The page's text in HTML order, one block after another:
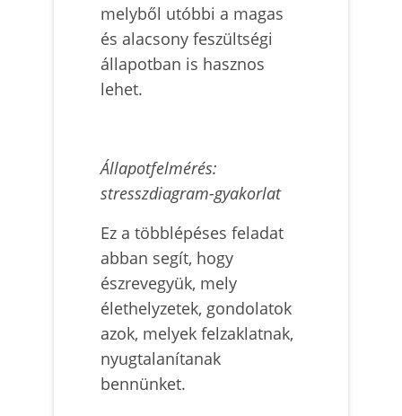
melyből utóbbi a magas
és alacsony feszültségi
állapotban is hasznos
lehet.
Állapotfelmérés:
stresszdiagram-gyakorlat
Ez a többlépéses feladat
abban segít, hogy
észrevegyük, mely
élethelyzetek, gondolatok
azok, melyek felzaklatnak,
nyugtalanítanak
bennünket.